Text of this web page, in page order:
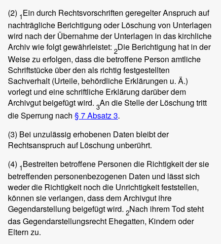
(2) 1Ein durch Rechtsvorschriften geregelter Anspruch auf
nachträgliche Berichtigung oder Löschung von Unterlagen
wird nach der Übernahme der Unterlagen in das kirchliche
Archiv wie folgt gewährleistet: 2Die Berichtigung hat in der
Weise zu erfolgen, dass die betroffene Person amtliche
Schriftstücke über den als richtig festgestellten
Sachverhalt (Urteile, behördliche Erklärungen u. Ä.)
vorlegt und eine schriftliche Erklärung darüber dem
Archivgut beigefügt wird. 3An die Stelle der Löschung tritt
die Sperrung nach § 7 Absatz 3.
(3) Bei unzulässig erhobenen Daten bleibt der
Rechtsanspruch auf Löschung unberührt.
(4) 1Bestreiten betroffene Personen die Richtigkeit der sie
betreffenden personenbezogenen Daten und lässt sich
weder die Richtigkeit noch die Unrichtigkeit feststellen,
können sie verlangen, dass dem Archivgut ihre
Gegendarstellung beigefügt wird. 2Nach ihrem Tod steht
das Gegendarstellungsrecht Ehegatten, Kindern oder
Eltern zu.